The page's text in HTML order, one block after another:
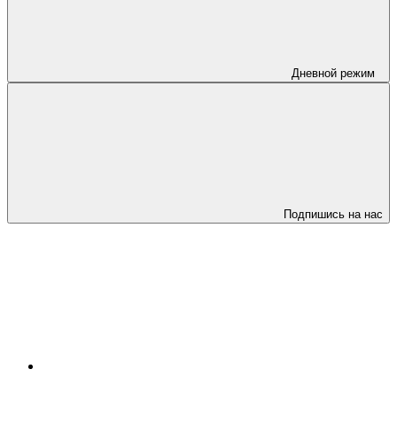
Дневной режим
Подпишись на нас